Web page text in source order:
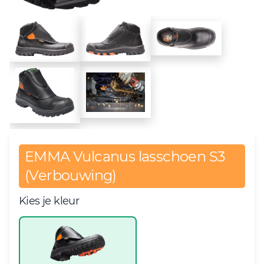
EMMA Vulcanus lasschoen S3
(Verbouwing)
Kies je kleur